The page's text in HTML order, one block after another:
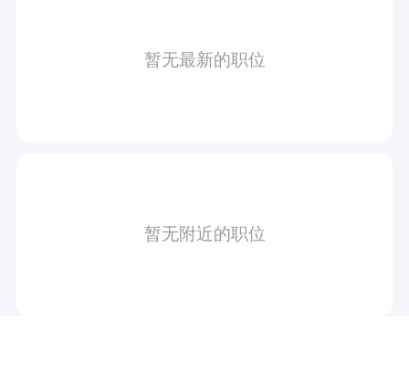
暂无最新的职位
暂无附近的职位